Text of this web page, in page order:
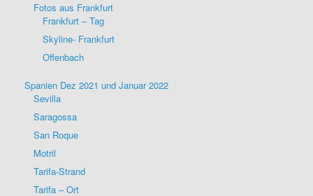
Fotos aus Frankfurt
Frankfurt – Tag
Skyline- Frankfurt
Offenbach
Spanien Dez 2021 und Januar 2022
Sevilla
Saragossa
San Roque
Motril
Tarifa-Strand
Tarifa – Ort